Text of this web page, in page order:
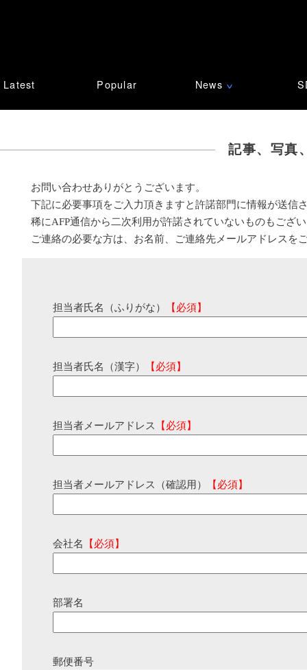
Latest Popular News ∨
記事、写真
お問い合わせありがとうございます。
下記に必要事項をご入力頂きますと許諾部門に情報が送信
稀にAFP通信から二次利用が許諾されていないものもござ
ご連絡の必要な方は、お名前、ご連絡先メールアドレスを
担当者氏名（ふりがな） 【必須】
担当者氏名（漢字） 【必須】
担当者メールアドレス 【必須】
担当者メールアドレス（確認用） 【必須】
会社名 【必須】
部署名
郵便番号